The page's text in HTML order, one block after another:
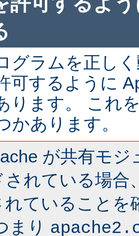
グラムを正し
可するように
ります。 これ
かあります。
が共有モジ
されている場合
れていることを
まり